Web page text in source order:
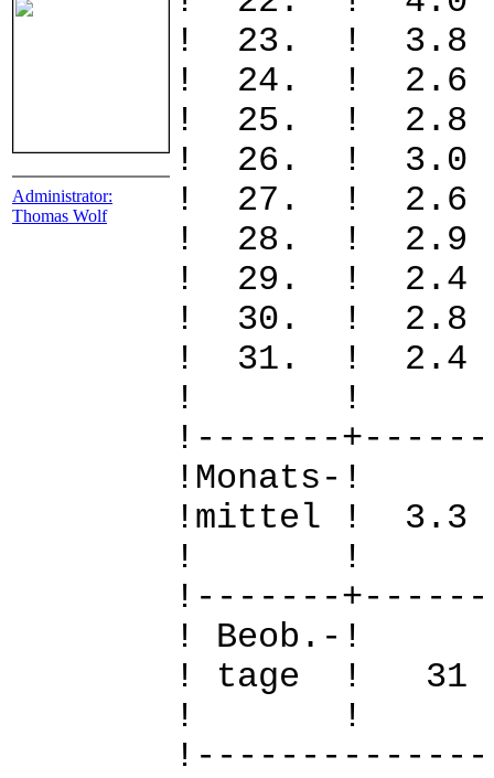
Administrator:
Thomas Wolf
! 23. !
! 24. !
! 25. !
! 26. !
! 27. !
! 28. !
! 29. !
! 30. !
! 31. !
!
!-------
!mittel ! 3.3
!
!-------
!
! tage !
!